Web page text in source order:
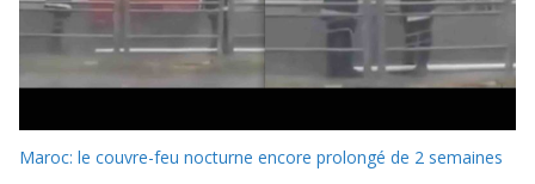
Maroc: le couvre-feu nocturne encore prolongé de 2 semaines